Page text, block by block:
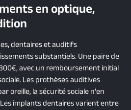
en optique,
dentaires et auditifs
substantiels. Une paire de
avec un remboursement initial
Les prothèses auditives
oreille, la sécurité sociale n'en
implants dentaires varient entre